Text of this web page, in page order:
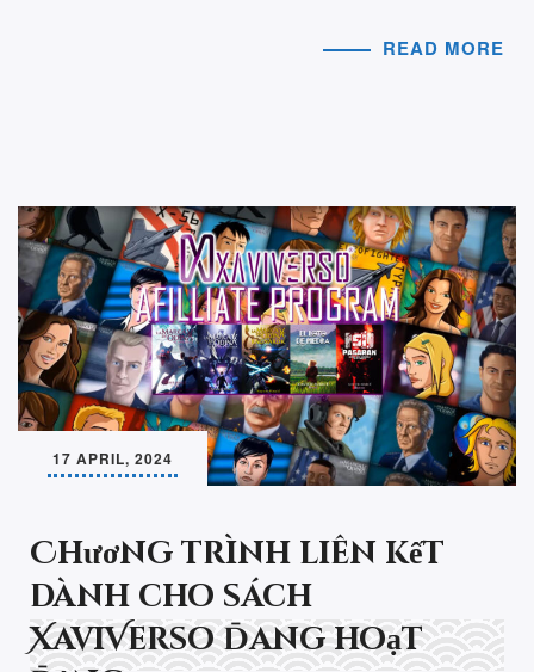
READ MORE
17 APRIL, 2024
Chương trình liên kết
dành cho sách
XaviVerso đang hoạt